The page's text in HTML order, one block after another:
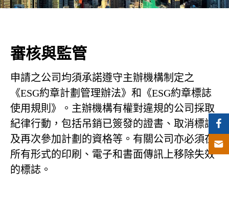
審核與監管
申請之公司均須承諾遵守主辦機構制定之
《ESG約章計劃管理辦法》和《ESG約章標誌
使用規則》。主辦機構有權對違規的公司採取
紀律行動，包括吊銷已簽發的證書、取消標誌
及再次參加計劃的資格等。有關公司亦必須在
所有形式的印刷、電子和書面傳訊上移除失效
的標誌。